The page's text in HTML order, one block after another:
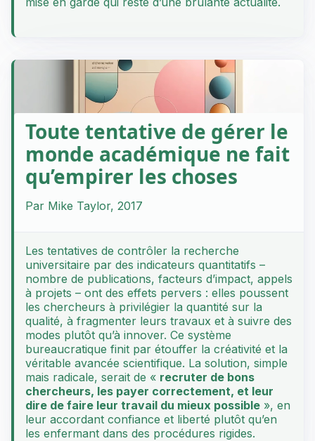
Toute tentative de gérer le
monde académique ne fait
qu’empirer les choses
Par Mike Taylor, 2017
Les tentatives de contrôler la recherche
universitaire par des indicateurs quantitatifs –
nombre de publications, facteurs d’impact, appels
à projets – ont des effets pervers : elles poussent
les chercheurs à privilégier la quantité sur la
qualité, à fragmenter leurs travaux et à suivre des
modes plutôt qu’à innover. Ce système
bureaucratique finit par étouffer la créativité et la
véritable avancée scientifique. La solution, simple
mais radicale, serait de « recruter de bons
chercheurs, les payer correctement, et leur
dire de faire leur travail du mieux possible », en
leur accordant confiance et liberté plutôt qu’en
les enfermant dans des procédures rigides.